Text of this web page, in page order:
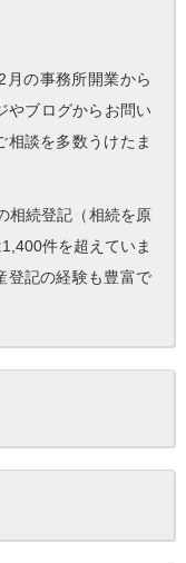
の事務所開業から
やブログからお問い
談を多数うけたま
相続登記（相続を原
件を超えていま
登記の経験も豊富で